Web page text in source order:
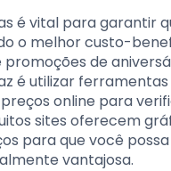
é vital para garantir
o melhor custo-
de
é utilizar ferramentas
online para
sites oferecem
para que você
vantajosa.